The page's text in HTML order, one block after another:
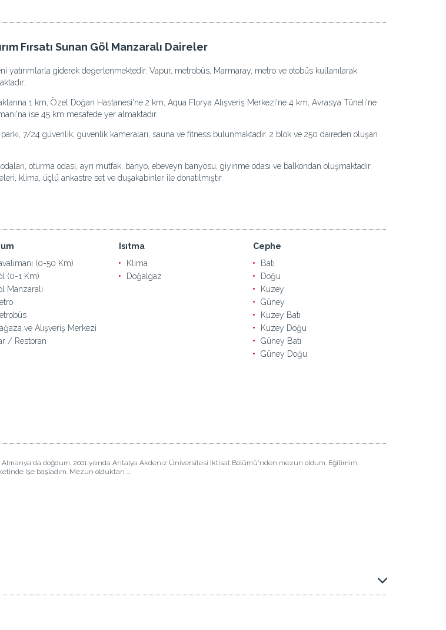
Fırsatı Sunan Göl Manzaralı Daireler
yatırımlarla giderek değerlenmektedir. Vapur, metrobüs, Marmaray, metro ve otobüs kullanılarak
1 km, Özel Doğan Hastanesi'ne 2 km, Aqua Florya Alışveriş Merkezi'ne 4 km, Avrasya Tüneli'ne
ise 45 km mesafede yer almaktadır.
7/24 güvenlik, güvenlik kameraları, sauna ve fitness bulunmaktadır. 2 blok ve 250 daireden oluşan
oturma odası, ayrı mutfak, banyo, ebeveyn banyosu, giyinme odası ve balkondan oluşmaktadır.
klima, üçlü ankastre set ve duşakabinler ile donatılmıştır.
(0-50 Km)
(0-1 Km)
Manzaralı
ve Alışveriş Merkezi
/ Restoran
Isıtma
Klima
Doğalgaz
Cephe
Batı
Doğu
Kuzey
Güney
Kuzey Batı
Kuzey Doğu
Güney Batı
Güney Doğu
Almanya'da doğdum. 2001 yılında Antalya Akdeniz Üniversitesi İktisat Bölümü'nden mezun oldum. Eğitimim
işe başladım. Mezun olduktan ...